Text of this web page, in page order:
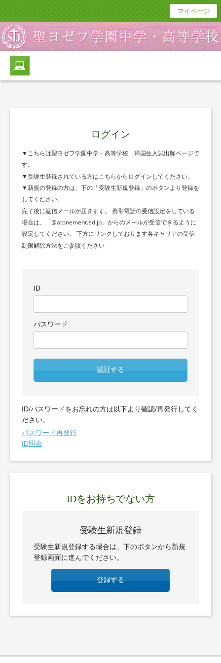
マイページ
ログイン
▼こちらは聖ヨゼフ学園中学・高等学校 帰国生入試出願ページで
す。
▼受験生登録されている方はこちらからログインしてください。
▼新規の登録の方は、下の「受験生新規登録」のボタンより登録を
してください。
完了後に返信メールが届きます。 携帯電話の受信設定をしている
場合は、「@atonement.ed.jp」からのメールが受信できるように
設定してください。 下方にリンクしております各キャリアの受信
制限解除方法をご参照ください
ID
パスワード
認証する
ID/パスワードをお忘れの方は以下より確認/再発行してく
ださい。
パスワード再発行
ID照会
IDをお持ちでない方
受験生新規登録
受験生新規登録する場合は、下のボタンから新規
登録画面に進んでください。
登録する